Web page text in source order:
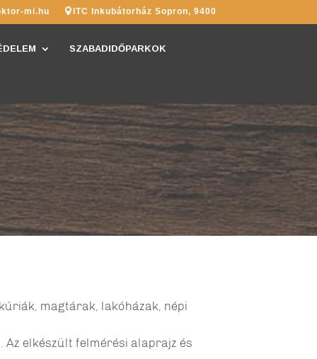
mi.hu ITC Inkubátorház Sopron, 9400
SZABADIDŐPARKOK
magtárak, lakóházak, népi
elkészült felmérési alaprajz és